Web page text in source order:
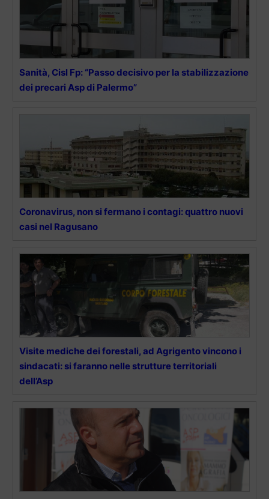
Sanità, Cisl Fp: “Passo decisivo per la stabilizzazione
dei precari Asp di Palermo”
Coronavirus, non si fermano i contagi: quattro nuovi
casi nel Ragusano
Visite mediche dei forestali, ad Agrigento vincono i
sindacati: si faranno nelle strutture territoriali
dell’Asp